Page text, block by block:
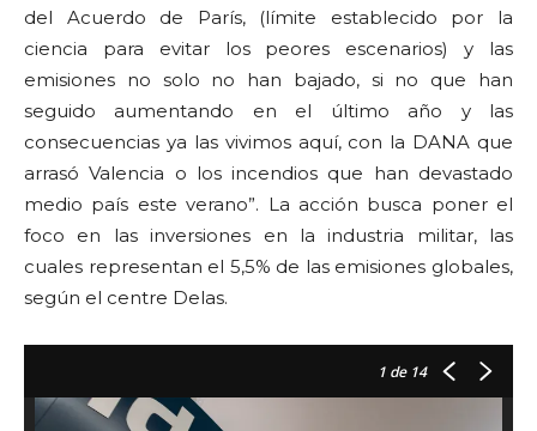
del Acuerdo de París, (límite establecido por la
ciencia para evitar los peores escenarios) y las
emisiones no solo no han bajado, si no que han
seguido aumentando en el último año y las
consecuencias ya las vivimos aquí, con la DANA que
arrasó Valencia o los incendios que han devastado
medio país este verano”. La acción busca poner el
foco en las inversiones en la industria militar, las
cuales representan el 5,5% de las emisiones globales,
según el centre Delas.
1 de 14